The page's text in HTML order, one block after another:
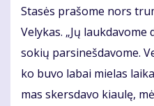
Sta­sės pra­šo­me nors
Ve­ly­kas. „Jų
so­kių par­si­neš­da­vo­me.
ko bu­vo la­bai mie­las
mas skers­da­vo kiau­lę,